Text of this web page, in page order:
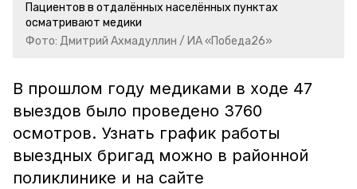
Пациентов в отдалённых населённых пунктах
осматривают медики
Фото: Дмитрий Ахмадуллин / ИА «Победа26»
В прошлом году медиками в ходе 47
выездов было проведено 3760
осмотров. Узнать график работы
выездных бригад можно в районной
поликлинике и на сайте